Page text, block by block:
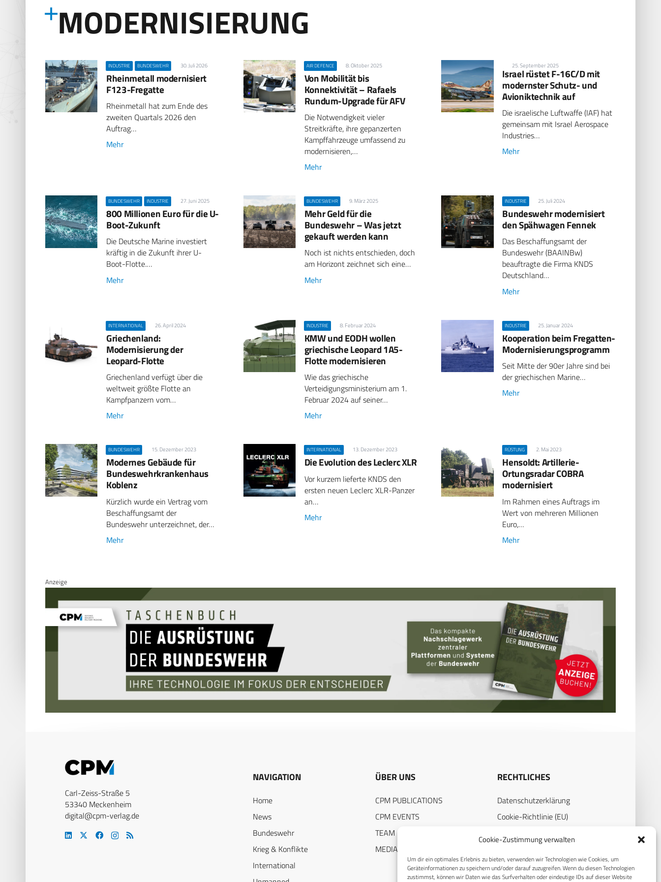
Cookie-Zustimmung verwalten
Um dir ein optimales Erlebnis zu bieten, verwenden wir Technologien wie Cookies, um
Geräteinformationen zu speichern und/oder darauf zuzugreifen. Wenn du diesen Technologien
zustimmst, können wir Daten wie das Surfverhalten oder eindeutige IDs auf dieser Website
MODERNISIERUNG
INDUSTRIE BUNDESWEHR 30. Juli 2026
Rheinmetall modernisiert
F123-Fregatte
Rheinmetall hat zum Ende des
zweiten Quartals 2026 den
Auftrag…
Mehr
AIR DEFENCE 8. Oktober 2025
Von Mobilität bis
Konnektivität – Rafaels
Rundum-Upgrade für AFV
Die Notwendigkeit vieler
Streitkräfte, ihre gepanzerten
Kampffahrzeuge umfassend zu
modernisieren,…
Mehr
25. September 2025
Israel rüstet F-16C/D mit
modernster Schutz- und
Avioniktechnik auf
Die israelische Luftwaffe (IAF) hat
gemeinsam mit Israel Aerospace
Industries…
Mehr
BUNDESWEHR INDUSTRIE 27. Juni 2025
800 Millionen Euro für die U-
Boot-Zukunft
Die Deutsche Marine investiert
kräftig in die Zukunft ihrer U-
Boot-Flotte.…
Mehr
BUNDESWEHR 9. März 2025
Mehr Geld für die
Bundeswehr – Was jetzt
gekauft werden kann
Noch ist nichts entschieden, doch
am Horizont zeichnet sich eine…
Mehr
INDUSTRIE 25. Juli 2024
Bundeswehr modernisiert
den Spähwagen Fennek
Das Beschaffungsamt der
Bundeswehr (BAAINBw)
beauftragte die Firma KNDS
Deutschland…
Mehr
INTERNATIONAL 26. April 2024
Griechenland:
Modernisierung der
Leopard-Flotte
Griechenland verfügt über die
weltweit größte Flotte an
Kampfpanzern vom…
Mehr
INDUSTRIE 8. Februar 2024
KMW und EODH wollen
griechische Leopard 1A5-
Flotte modernisieren
Wie das griechische
Verteidigungsministerium am 1.
Februar 2024 auf seiner…
Mehr
INDUSTRIE 25. Januar 2024
Kooperation beim Fregatten-
Modernisierungsprogramm
Seit Mitte der 90er Jahre sind bei
der griechischen Marine…
Mehr
BUNDESWEHR 15. Dezember 2023
Modernes Gebäude für
Bundeswehrkrankenhaus
Koblenz
Kürzlich wurde ein Vertrag vom
Beschaffungsamt der
Bundeswehr unterzeichnet, der…
Mehr
INTERNATIONAL 13. Dezember 2023
Die Evolution des Leclerc XLR
Vor kurzem lieferte KNDS den
ersten neuen Leclerc XLR-Panzer
an…
Mehr
RÜSTUNG 2. Mai 2023
Hensoldt: Artillerie-
Ortungsradar COBRA
modernisiert
Im Rahmen eines Auftrags im
Wert von mehreren Millionen
Euro,…
Mehr
Anzeige
Carl-Zeiss-Straße 5
53340 Meckenheim
digital@cpm-verlag.de
NAVIGATION
Home
News
Bundeswehr
Krieg & Konflikte
International
ÜBER UNS
CPM PUBLICATIONS
CPM EVENTS
TEAM
MEDIADATEN
RECHTLICHES
Datenschutzerklärung
Cookie-Richtlinie (EU)
Impressum